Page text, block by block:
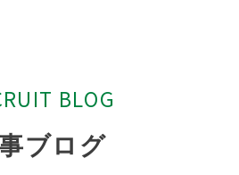
RUIT BLOG
ブロ グ